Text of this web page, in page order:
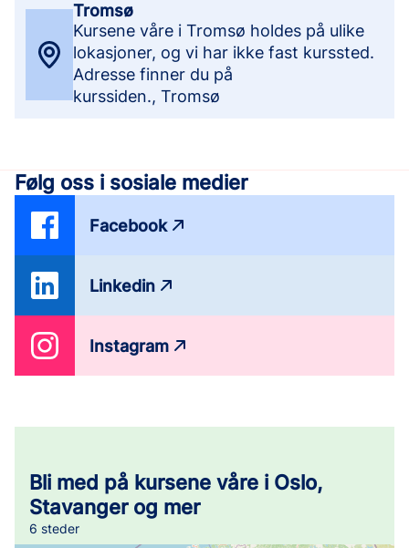
Tromsø
Kursene våre i Tromsø holdes på ulike
lokasjoner, og vi har ikke fast kurssted.
Adresse finner du på
kurssiden., Tromsø
Følg oss i sosiale medier
Facebook
Linkedin
Instagram
Bli med på kursene våre i Oslo,
Stavanger og mer
6 steder